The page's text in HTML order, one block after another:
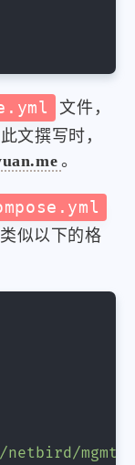
文件，
文撰写时，
。
似以下的格
mgmt-